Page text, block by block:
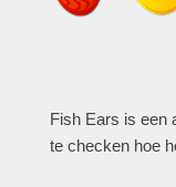
Fish Ears is een
te checken hoe